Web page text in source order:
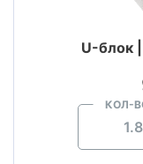
U-блок
КОЛ-